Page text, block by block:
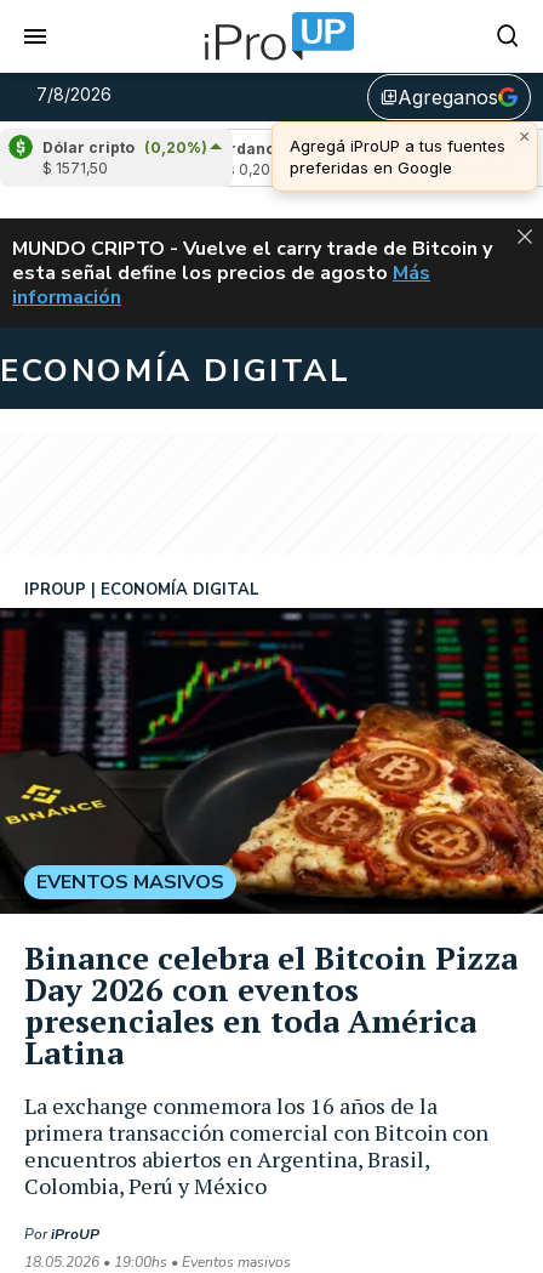
7/8/2026 library_addAgreganos
×
Agregá iProUP a tus fuentes
preferidas en Google
Dólar cripto (0,20%)
$ 1571,50
1,69%) Cardano (4,88%)
u$s 0,20
Avalanche
u$s 6,42
ALERTA
MUNDO CRIPTO - Vuelve el carry trade de Bitcoin y
esta señal define los precios de agosto VUELVE EL
Más
información
ECONOMÍA DIGITAL
La exchange conmemora los 16 años de la
primera transacción comercial con Bitcoin con
encuentros abiertos en Argentina, Brasil,
Colombia, Perú y México
IPROUP ECONOMÍA DIGITAL
PoriProUP
18.05.2026 • 19:00hs • Eventos masivos
EVENTOS MASIVOS
Binance celebra el Bitcoin Pizza
Day 2026 con eventos
presenciales en toda América
Latina